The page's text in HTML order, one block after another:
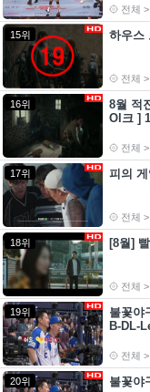
전체
15위 하우스
전체
16위
8월 적
Ol크 ]
전체
17위 피의
전체
18위 [8월]
전체
19위
불꽃야
B-DL-
전체
20위 불꽃야